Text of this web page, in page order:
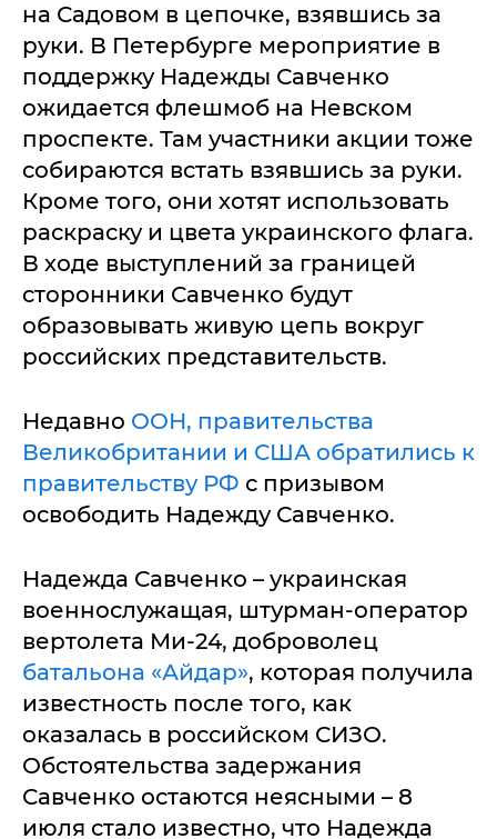
на Садовом в цепочке, взявшись за
руки. В Петербурге мероприятие в
поддержку Надежды Савченко
ожидается флешмоб на Невском
проспекте. Там участники акции тоже
собираются встать взявшись за руки.
Кроме того, они хотят использовать
раскраску и цвета украинского флага.
В ходе выступлений за границей
сторонники Савченко будут
образовывать живую цепь вокруг
российских представительств.
Недавно ООН, правительства
Великобритании и США обратились к
правительству РФ с призывом
освободить Надежду Савченко.
Надежда Савченко – украинская
военнослужащая, штурман-оператор
вертолета Ми-24, доброволец
батальона «Айдар», которая получила
известность после того, как
оказалась в российском СИЗО.
Обстоятельства задержания
Савченко остаются неясными – 8
июля стало известно, что Надежда